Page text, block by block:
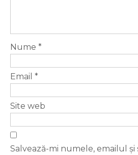
Nume *
Email *
Site web
Salvează-mi numele, emailul